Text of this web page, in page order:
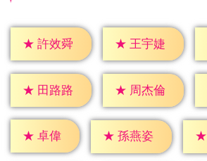
★ 許效舜 ★ 王宇婕
★ 田路路 ★ 周杰倫
★ 卓偉 ★ 孫燕姿 ★